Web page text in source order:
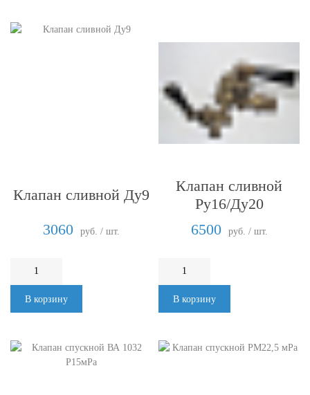
Клапан сливной Ду9
3060
руб. / шт.
В корзину
Клапан сливной
Ру16/Ду20
6500
руб. / шт.
В корзину